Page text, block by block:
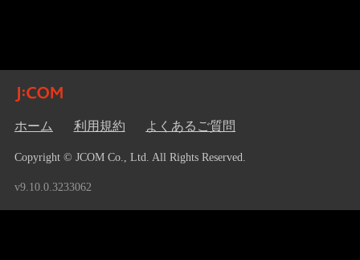
ホーム 利用規約 よくあるご質問
Copyright © JCOM Co., Ltd. All Rights Reserved.
v9.10.0.3233062